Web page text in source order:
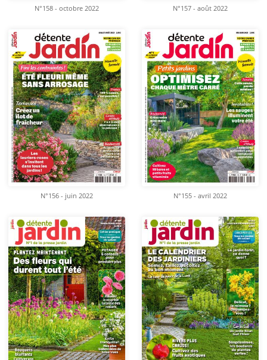
N°158 - octobre 2022 N°157 - août 2022
N°156 - juin 2022 N°155 - avril 2022